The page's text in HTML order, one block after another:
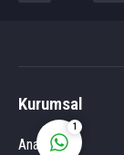
Kurumsal
Anasayfa
1